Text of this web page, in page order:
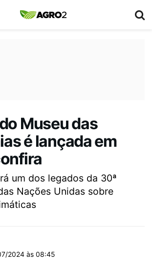
Museu das
é lançada em
um dos legados da 30ª
Nações Unidas sobre
2024 às 08:45